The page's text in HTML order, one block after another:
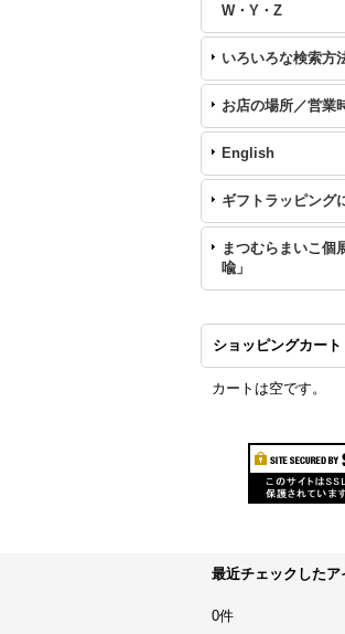
W・Y・Z
いろいろな検索方
お店の場所／営業
English
ギフトラッピング
まつむらまいこ個
喩」
ショッピングカート
カートは空です。
最近チェックしたア
0件